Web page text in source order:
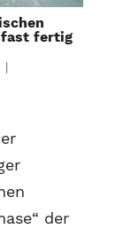
fast fertig
|
der